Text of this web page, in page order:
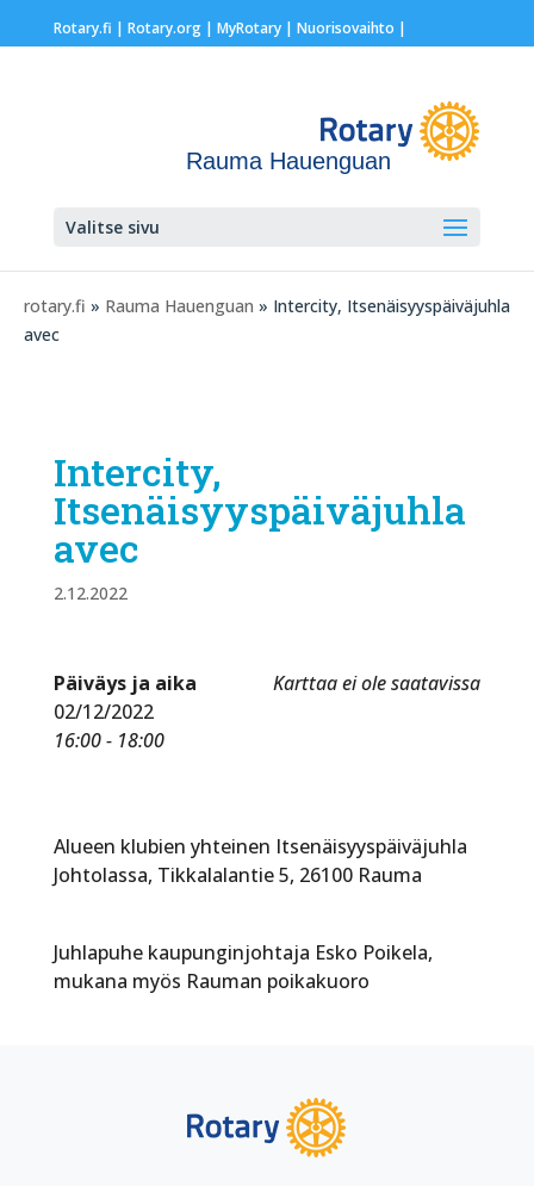
Rotary.fi | Rotary.org| MyRotary | Nuorisovaihto |
Rauma Hauenguan
Valitse sivu
rotary.fi » Rauma Hauenguan » Intercity, Itsenäisyyspäiväjuhla
avec
Intercity,
Itsenäisyyspäiväjuhla
avec
2.12.2022
Karttaa ei ole saatavissa
Päiväys ja aika
02/12/2022
16:00 - 18:00
Alueen klubien yhteinen Itsenäisyyspäiväjuhla
Johtolassa, Tikkalalantie 5, 26100 Rauma
Juhlapuhe kaupunginjohtaja Esko Poikela,
mukana myös Rauman poikakuoro